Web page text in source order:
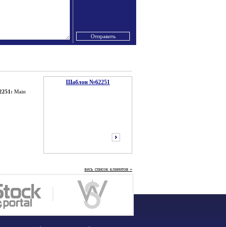
Шаблон №62251
Main
весь список клиентов »